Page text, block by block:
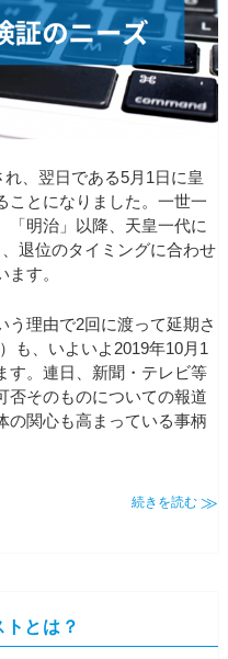
、翌日である5月1日に皇
ことになりました。一世一
「明治」以降、天皇一代に
退位のタイミングに合わせ
す。
う理由で2回に渡って延期さ
も、いよいよ2019年10月1
す。連日、新聞・テレビ等
否そのものについての報道
の関心も高まっている事柄
続きを読む
とは？